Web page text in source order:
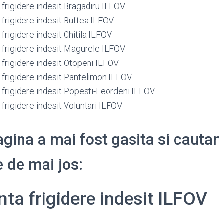
indesit Bragadiru ILFOV
indesit Buftea ILFOV
indesit Chitila ILFOV
indesit Magurele ILFOV
indesit Otopeni ILFOV
indesit Pantelimon ILFOV
indesit Popesti-Leordeni ILFOV
indesit Voluntari ILFOV
a mai fost gasita si
de mai jos:
frigidere indesit ILFOV